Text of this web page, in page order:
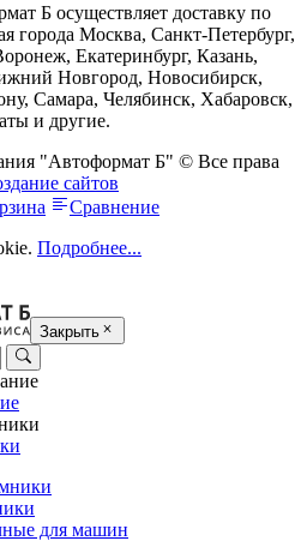
Б осуществляет доставку по
города Москва, Санкт-Петербург,
Екатеринбург, Казань,
Новгород, Новосибирск,
Самара, Челябинск, Хабаровск,
и другие.
"Автоформат Б" © Все права
сайтов
Сравнение
Подробнее...
Закрыть
для машин